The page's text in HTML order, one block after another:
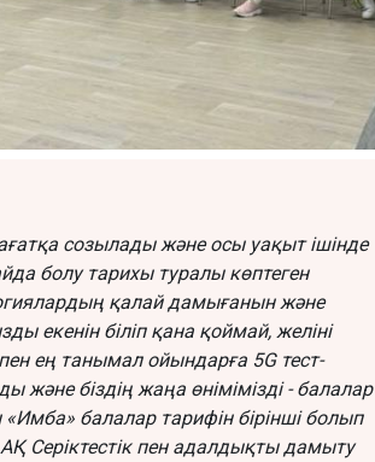
созылады және осы уақыт ішінде
болу тарихы туралы көптеген
қалай дамығанын және
екенін біліп қана қоймай, желіні
ең танымал ойындарға 5G тест-
және біздің жаңа өнімімізді - балалар
балалар тарифін бірінші болып
АҚ Серіктестік пен адалдықты дамыту